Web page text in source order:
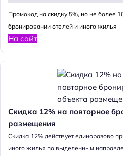
Промокод на скидку 5%, но не более
бронировании отелей и иного жилья
На сайт
Скидка 12% на повторное
размещения
Cкидка 12% действует единоразово
иного жилья по выделенным